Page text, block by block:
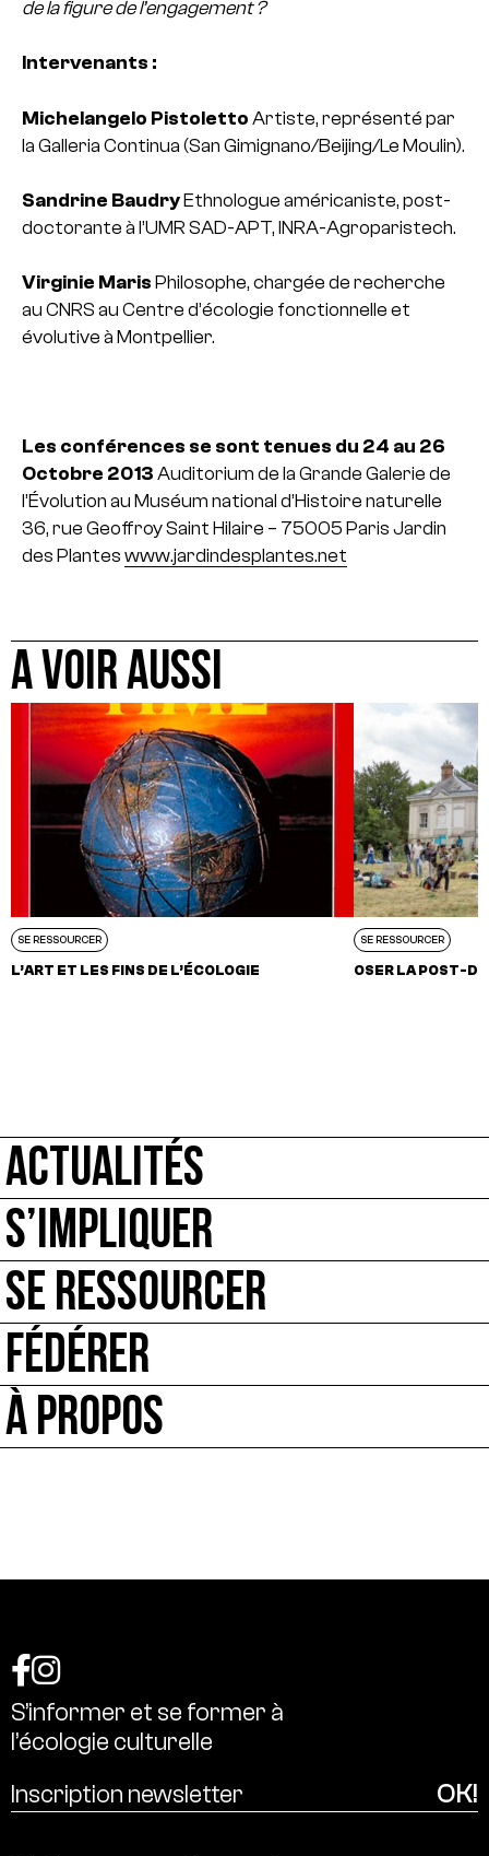
de la figure de l’engagement ?
Intervenants :
Michelangelo Pistoletto Artiste, représenté par
la Galleria Continua (San Gimignano/Beijing/Le Moulin).
Sandrine BaudryEthnologue américaniste, post-
doctorante à l’UMR SAD-APT, INRA-Agroparistech.
Virginie Maris Philosophe, chargée de recherche
au CNRS au Centre d’écologie fonctionnelle et
évolutive à Montpellier.
Les conférences se sont tenues du 24 au 26
Octobre 2013 Auditorium de la Grande Galerie de
l’Évolution au Muséum national d’Histoire naturelle
36, rue Geoffroy Saint Hilaire – 75005 Paris Jardin
des Plantes www.jardindesplantes.net
A VOIR AUSSI
SE RESSOURCER
L’ART ET LES FINS DE L’ÉCOLOGIE
SE RESSOURCER
OSER LA POST-
ACTUALITÉS
S’IMPLIQUER
SE RESSOURCER
FÉDÉRER
À PROPOS
S’informer et se former à
l’écologie culturelle